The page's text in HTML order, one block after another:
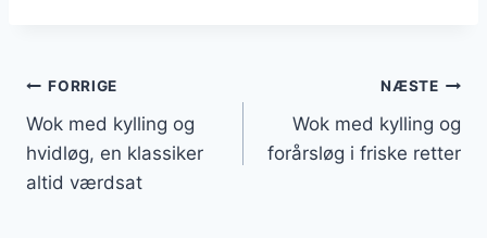
Indlægsnavigation
FORRIGE
Wok med kylling og
hvidløg, en klassiker
altid værdsat
NÆSTE
Wok med kylling og
forårsløg i friske retter